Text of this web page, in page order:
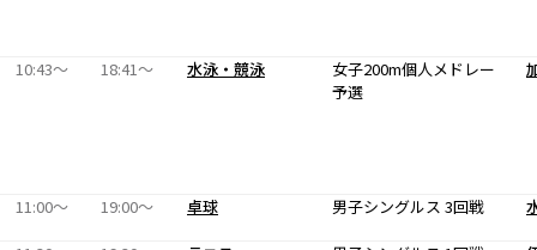
10:43〜 18:41〜 水泳・競泳
女子200m個人メドレー
予選
11:00〜 19:00〜 卓球 男子シングルス 3回戦